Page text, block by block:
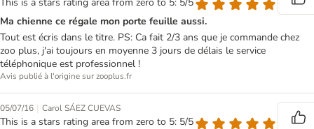
Ma chienne ce régale mon porte feuille aussi.
Tout est écris dans le titre. PS: Ca fait 2/3 ans que je commande chez
zoo plus, j'ai toujours en moyenne 3 jours de délais le service
téléphonique est professionnel !
Avis publié à l'origine sur zooplus.fr
05/07/16 | Carol SÁEZ CUEVAS
This is a stars rating area from zero to 5: 5/5